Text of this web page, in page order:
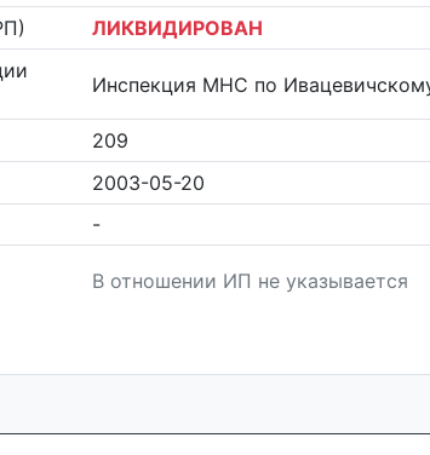
ЛИКВИДИРОВАН
Инспекция МНС по
209
2003-05-20
-
В отношении ИП не указывается